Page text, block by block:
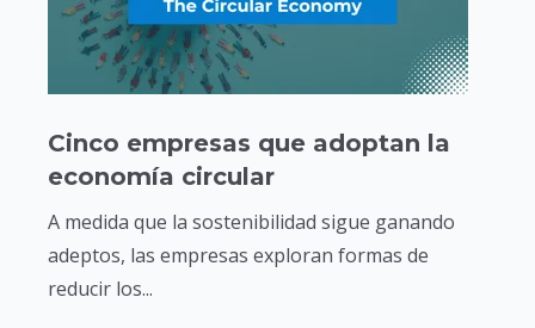
Cinco empresas que adoptan la
economía circular
A medida que la sostenibilidad sigue ganando
adeptos, las empresas exploran formas de
reducir los...